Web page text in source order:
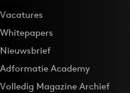
Vacatures
Whitepapers
Nieuwsbrief
Adformatie Academy
Volledig Magazine Archief